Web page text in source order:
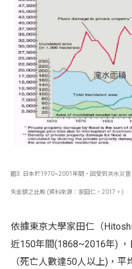
圖3. 日本於1970~2001年間，因受到洪水災
失金額之比較 (資料來源：家田仁，2017。)
依據東京大學家田仁（
近150年間(1868~2016年)
（死亡人數達50人以上)，